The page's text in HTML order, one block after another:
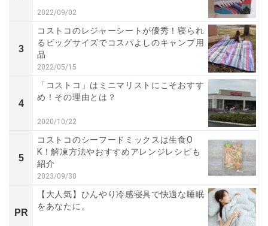
2022/09/02
3
コストコのレジャーシートが優秀！寝られ
るビッグサイズでコスパよしのキャンプ用
品
2022/05/15
4
「コストコ」はミニマリストにこそおすす
め！その理由とは？
2020/10/22
5
コストコのシーフードミックスは生食O
K！解凍方法やおすすめアレンジレシピも
紹介
2023/09/30
PR
【大人気】ひんやり冷感寝具で快適な睡眠
をあなたに。